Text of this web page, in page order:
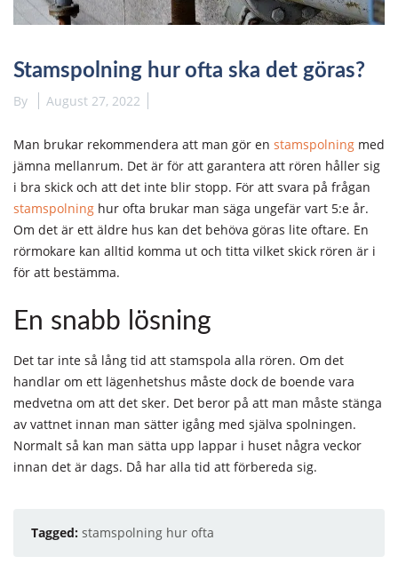
Stamspolning hur ofta ska det göras?
By August 27, 2022
Man brukar rekommendera att man gör en stamspolning med
jämna mellanrum. Det är för att garantera att rören håller sig
i bra skick och att det inte blir stopp. För att svara på frågan
stamspolning hur ofta brukar man säga ungefär vart 5:e år.
Om det är ett äldre hus kan det behöva göras lite oftare. En
rörmokare kan alltid komma ut och titta vilket skick rören är i
för att bestämma.
En snabb lösning
Det tar inte så lång tid att stamspola alla rören. Om det
handlar om ett lägenhetshus måste dock de boende vara
medvetna om att det sker. Det beror på att man måste stänga
av vattnet innan man sätter igång med själva spolningen.
Normalt så kan man sätta upp lappar i huset några veckor
innan det är dags. Då har alla tid att förbereda sig.
Tagged: stamspolning hur ofta